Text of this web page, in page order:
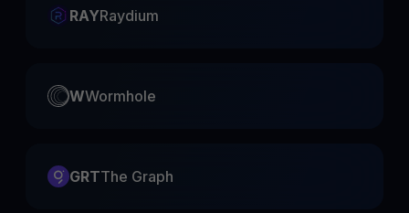
RAYRaydium
WWormhole
GRTThe Graph